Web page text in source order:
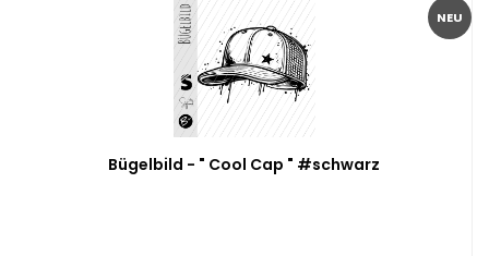
NEU
Bügelbild - " Cool Cap " #schwarz